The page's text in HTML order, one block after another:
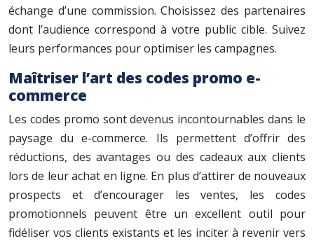
échange d’une commission. Choisissez des partenaires
dont l’audience correspond à votre public cible. Suivez
leurs performances pour optimiser les campagnes.
Maîtriser l’art des codes promo e-
commerce
Les codes promo sont devenus incontournables dans le
paysage du e-commerce. Ils permettent d’offrir des
réductions, des avantages ou des cadeaux aux clients
lors de leur achat en ligne. En plus d’attirer de nouveaux
prospects et d’encourager les ventes, les codes
promotionnels peuvent être un excellent outil pour
fidéliser vos clients existants et les inciter à revenir vers